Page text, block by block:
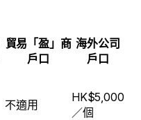
貿易「盈」商
戶口
海外公司
戶口
不適用
HK$5,000
／個